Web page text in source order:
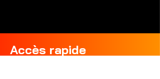
Accès rapide